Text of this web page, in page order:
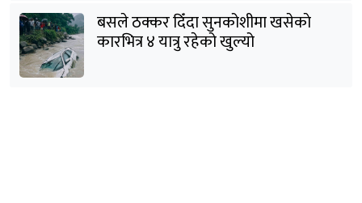
बसले ठक्कर दिँदा सुनकोशीमा खसेकाे
कारभित्र ४ यात्रु रहेको खुल्यो